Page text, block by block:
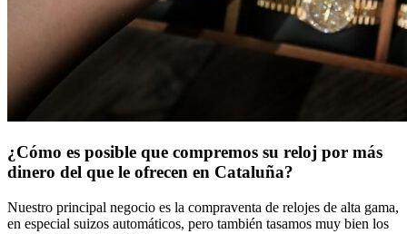
¿Cómo es posible que compremos su reloj por más
dinero del que le ofrecen en Cataluña?
Nuestro principal negocio es la compraventa de relojes de alta gama,
en especial suizos automáticos, pero también tasamos muy bien los